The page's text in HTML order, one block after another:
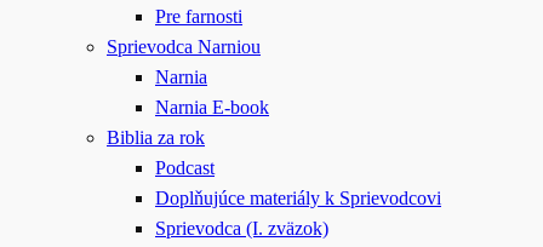
Pre farnosti
Sprievodca Narniou
Narnia
Narnia E-book
Biblia za rok
Podcast
Doplňujúce materiály k Sprievodcovi
Sprievodca (I. zväzok)